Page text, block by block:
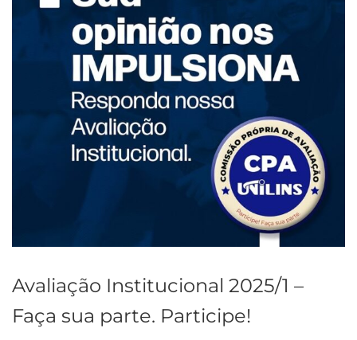
Avaliação Institucional 2025/1 –
Faça sua parte. Participe!